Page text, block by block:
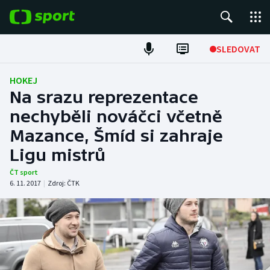
SLEDOVAT
Fotbal
Hokej
Tenis
Atletika
DALŠÍ SPORTY
Americký fotbal
NEPŘEHLÉDNĚTE
HOKEJ
Na srazu reprezentace
nechyběli nováčci včetně
Mazance, Šmíd si zahraje
Ligu mistrů
ČT sport
6. 11. 2017 | Zdroj: ČTK